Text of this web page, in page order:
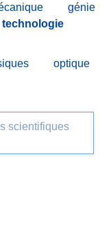
génie
technologie
optique
scientifiques